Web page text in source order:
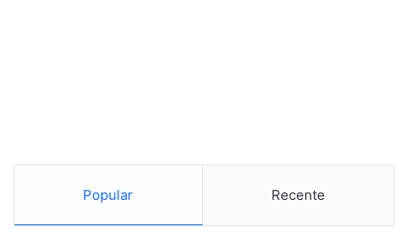
Popular Recente